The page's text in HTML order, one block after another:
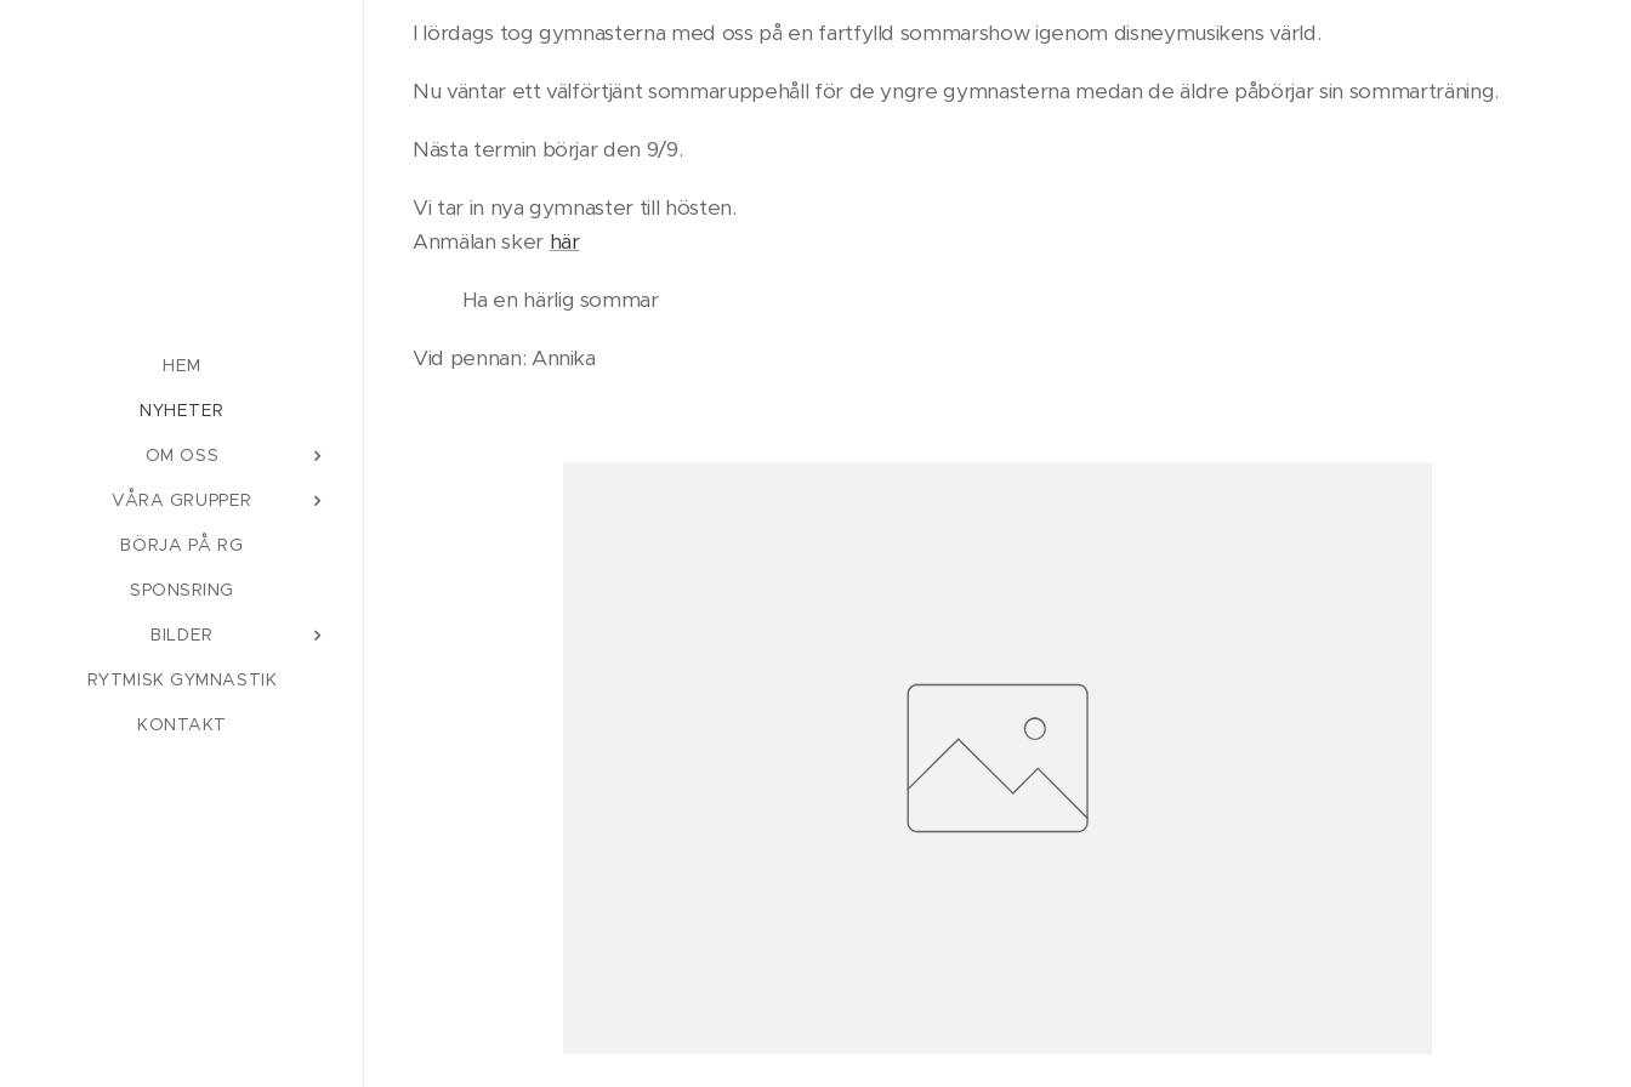
HEM
NYHETER
OM OSS
VÅRA GRUPPER
BÖRJA PÅ RG
SPONSRING
BILDER
RYTMISK GYMNASTIK
KONTAKT
I lördags tog gymnasterna med oss på en fartfylld sommarshow igenom disneymusikens värld. 🧚🏻‍♂️💃🕺
Nu väntar ett välförtjänt sommaruppehåll för de yngre gymnasterna medan de äldre påbörjar sin sommarträning. ☀️💐
Nästa termin börjar den 9/9.
Vi tar in nya gymnaster till hösten. 👯
Anmälan sker här
🌼🌺Ha en härlig sommar 🌺🌼
Vid pennan: Annika